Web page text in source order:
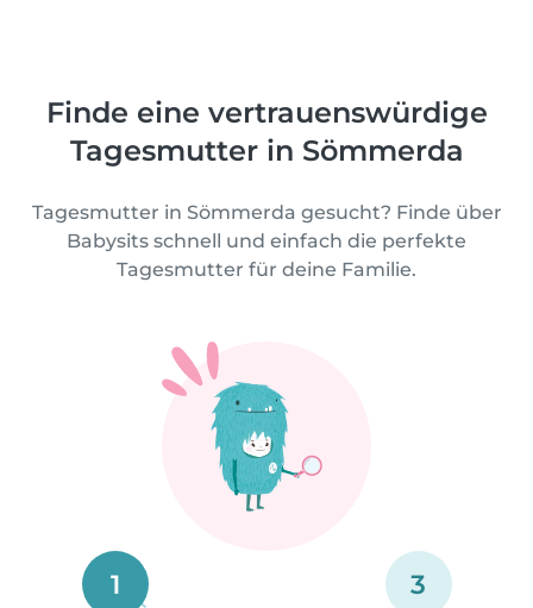
Finde eine vertrauenswürdige
Tagesmutter in Sömmerda
Tagesmutter in Sömmerda gesucht? Finde über
Babysits schnell und einfach die perfekte
Tagesmutter für deine Familie.
1 3